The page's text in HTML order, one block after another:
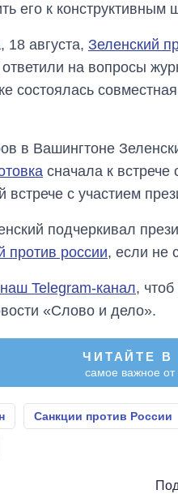
его к конструктивным
августа, Зеленский
на вопросы
состоялась
в Вашингтоне
сначала к
встрече с участием
подчеркивал
против россии, если не
Telegram-канал,
«Слово и дело».
ЧИТАЙТЕ В
самое важное
Санкции против России